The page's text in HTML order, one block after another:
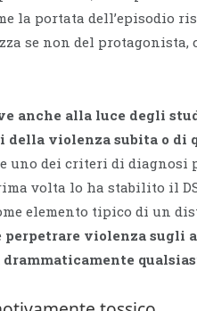
la portata dell’episodio
se non del protagonista,
anche alla luce degli
della violenza subita o di
uno dei criteri di diagnosi
volta lo ha stabilito il
elemento tipico di un
perpetrare violenza sugli